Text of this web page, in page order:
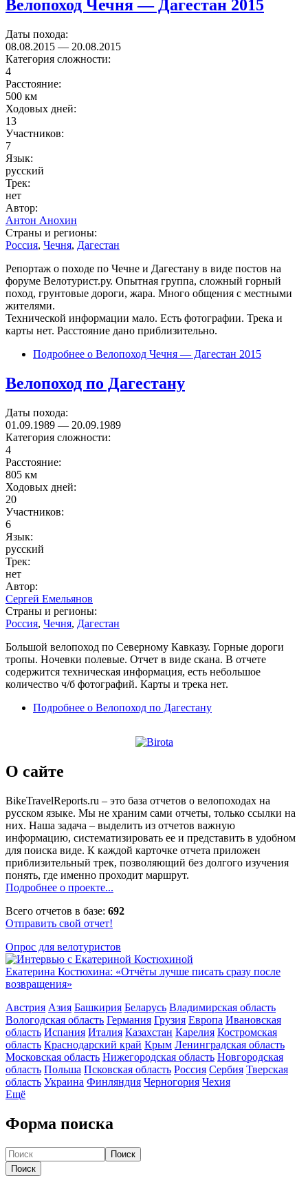
Велопоход Чечня — Дагестан 2015
Даты похода:
08.08.2015 — 20.08.2015
Категория сложности:
4
Расстояние:
500 км
Ходовых дней:
13
Участников:
7
Язык:
русский
Трек:
нет
Автор:
Антон Анохин
Страны и регионы:
Россия, Чечня, Дагестан
Репортаж о походе по Чечне и Дагестану в виде постов на
форуме Велотурист.ру. Опытная группа, сложный горный
поход, грунтовые дороги, жара. Много общения с местными
жителями.
Технической информации мало. Есть фотографии. Трека и
карты нет. Расстояние дано приблизительно.
Подробнее о Велопоход Чечня — Дагестан 2015
Велопоход по Дагестану
Даты похода:
01.09.1989 — 20.09.1989
Категория сложности:
4
Расстояние:
805 км
Ходовых дней:
20
Участников:
6
Язык:
русский
Трек:
нет
Автор:
Сергей Емельянов
Страны и регионы:
Россия, Чечня, Дагестан
Большой велопоход по Северному Кавказу. Горные дороги
тропы. Ночевки полевые. Отчет в виде скана. В отчете
содержится техническая информация, есть небольшое
количество ч/б фотографий. Карты и трека нет.
Подробнее о Велопоход по Дагестану
О сайте
BikeTravelReports.ru – это база отчетов о велопоходах на
русском языке. Мы не храним сами отчеты, только ссылки на
них. Наша задача – выделить из отчетов важную
информацию, систематизировать ее и представить в удобном
для поиска виде. К каждой карточке отчета приложен
приблизительный трек, позволяющий без долгого изучения
понять, где именно проходит маршрут.
Подробнее о проекте...
Всего отчетов в базе: 692
Отправить свой отчет!
Опрос для велотуристов
Екатерина Костюхина: «Отчёты лучше писать сразу после
возвращения»
Австрия Азия Башкирия Беларусь Владимирская область
Вологодская область Германия Грузия Европа Ивановская
область Испания Италия Казахстан Карелия Костромская
область Краснодарский край Крым Ленинградская область
Московская область Нижегородская область Новгородская
область Польша Псковская область Россия Сербия Тверская
область Украина Финляндия Черногория Чехия
Ещё
Форма поиска
Поиск
Поиск